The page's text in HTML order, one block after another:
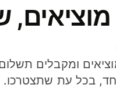
בכל עת שתצטרכו.